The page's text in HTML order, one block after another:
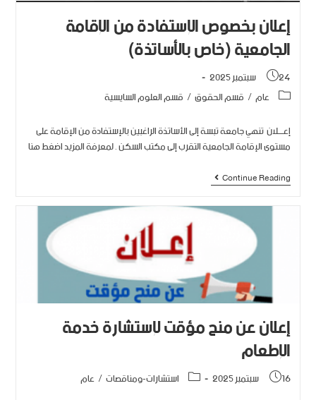
إعلان بخصوص الإستفادة من الإقامة
الجامعية (خاص بالأساتذة)
24 سبتمبر 2025
عام/ قسم الحقوق/ قسم العلوم السايسية
إعــــلان تنهي جامعة تبسة إلى الأساتذة الراغبين بالإستفادة من الإقامة على
مستوى الإقامة الجامعية التقرب إلى مكتب السكن . لمعرفة المزيد اضغط هنا
Continue Reading
إعلان عن منح مؤقت لإستشارة خدمة
الإطعام
16 سبتمبر 2025 استشارات-ومناقصات/عام